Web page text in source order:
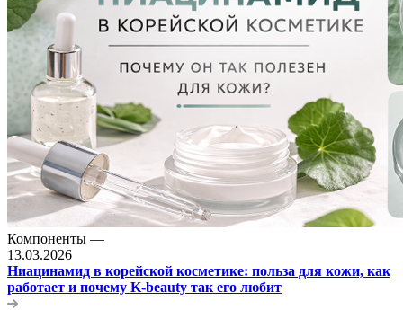
Компоненты —
13.03.2026
Ниацинамид в корейской косметике: польза для кожи, как
работает и почему K-beauty так его любит